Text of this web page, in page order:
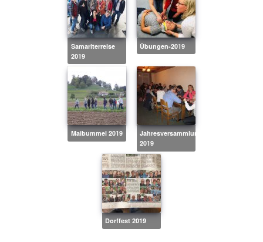
Samariterreise
2019
Übungen-2019
Maibummel 2019
Jahresversammlung
2019
Dorffest 2019